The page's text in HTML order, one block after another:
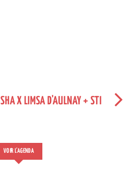
ISHA X LIMSA D'AULNAY + STI
VOIR L'AGENDA